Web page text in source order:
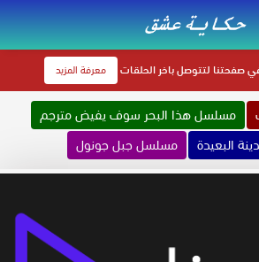
صفحتنا لتتوصل باخر الحلقات معرفة المزيد
مسلسل هذا البحر سوف يفيض مترجم
البعيدة
مسلسل جبل جونول